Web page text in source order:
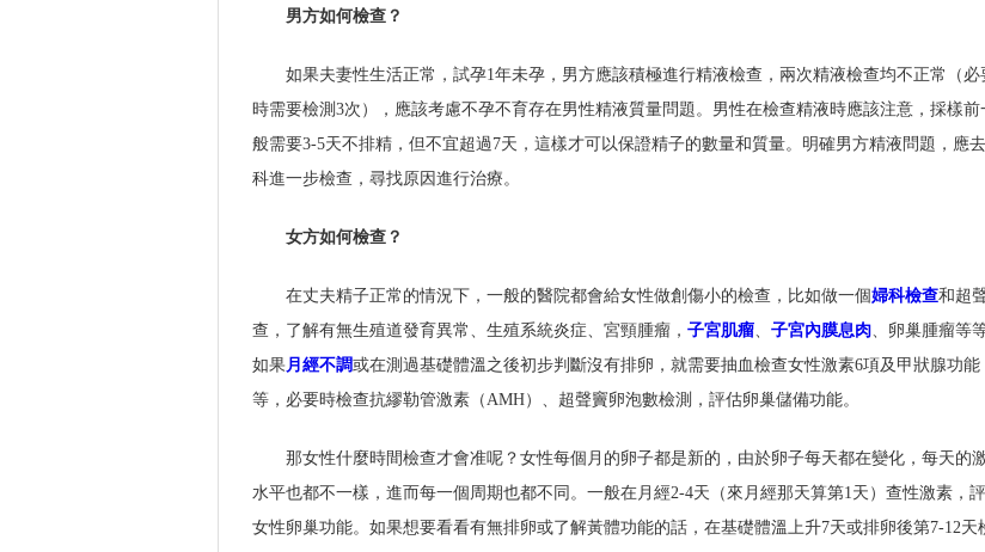
男方如何檢查？
如果夫妻性生活正常，試孕1年未孕，男方應該積極進行精液檢查，兩次精液檢查均不正常（必
時需要檢測3次），應該考慮不孕不育存在男性精液質量問題。男性在檢查精液時應該注意，採樣前
般需要3-5天不排精，但不宜超過7天，這樣才可以保證精子的數量和質量。明確男方精液問題，應
科進一步檢查，尋找原因進行治療。
女方如何檢查？
在丈夫精子正常的情況下，一般的醫院都會給女性做創傷小的檢查，比如做一個婦科檢查和超
查，了解有無生殖道發育異常、生殖系統炎症、宮頸腫瘤， 子宮肌瘤、 子宮內膜息肉、卵巢腫瘤等等
如果月經不調或在測過基礎體溫之後初步判斷沒有排卵，就需要抽血檢查女性激素6項及甲狀腺功能
等，必要時檢查抗繆勒管激素（AMH）、超聲竇卵泡數檢測，評估卵巢儲備功能。
那女性什麼時間檢查才會准呢？女性每個月的卵子都是新的，由於卵子每天都在變化，每天的
水平也都不一樣，進而每一個周期也都不同。一般在月經2-4天（來月經那天算第1天）查性激素，
女性卵巢功能。如果想要看看有無排卵或了解黃體功能的話，在基礎體溫上升7天或排卵後第7-12天